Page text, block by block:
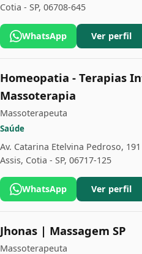
Cotia - SP, 06708-645
WhatsApp Ver perfil
Homeopatia - Terapias
Massoterapia
Massoterapeuta
Saúde
Av. Catarina Etelvina Pedroso,
Assis, Cotia - SP, 06717-125
WhatsApp Ver perfil
Jhonas | Massagem SP
Massoterapeuta